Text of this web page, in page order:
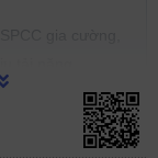
tải trọng luồng